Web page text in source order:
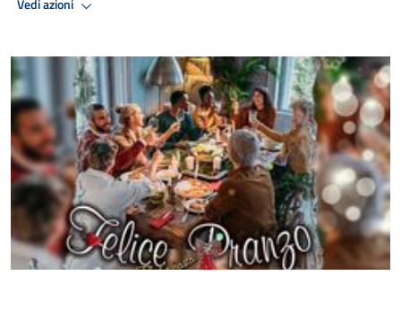
Vedi azioni